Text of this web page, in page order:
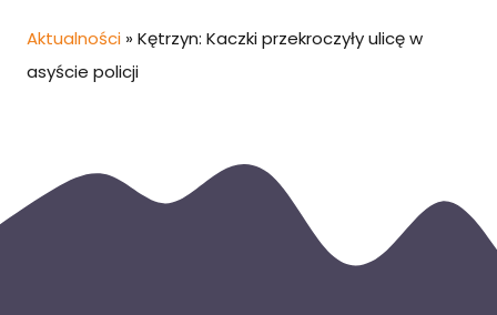
Aktualności » Kętrzyn: Kaczki przekroczyły ulicę w
asyście policji